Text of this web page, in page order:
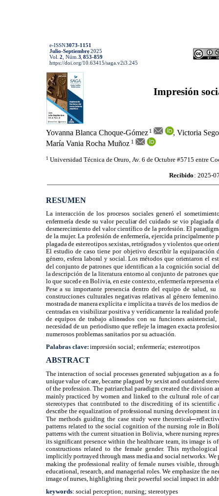
e-ISSN3073-1151
Julio-Septiembre, 2025
Vol. 2 , Núm. 3, 853-859
https://doi.org/10.63415/saga.v2i3.245
Impresión
Yovanna Blanca Choque-Gómez 1
​, Victoria
María Vania Rocha Muñoz 1 ​ ​
1 Universidad Técnica de Oruro, Av. 6 de Octubre #5715 entre
Recibido: 2025-
RESUMEN
enfermería desde su valor peculiar del cuidado se vio plagiada
desmerecimiento del valor científico de la profesión. El
de la mujer. La profesión de enfermería, ejercida
plagada de estereotipos sexistas, retrógrados y violentos que
El estudio de caso tiene por objetivo describir la equiparación
género, esfera laboral y social. Los métodos que orientaron el
del conjunto de patrones que identifican a la cognición social
la descripción de la literatura entorno al conjunto de patrones
lo que sucede en Bolivia, en este contexto, enfermería representa
Pese a su importante presencia dentro del equipo de salud,
construcciones culturales negativas relativas al género
mostrada de manera explícita e implícita a través de los medios
centradas en visibilizar positiva y verídicamente la realidad
de equipos de trabajo alineados con su funciones
necesidad de un periodismo que refleje la imagen exacta
numerosos problemas sanitarios por su actuación.
Palabras clave: impresión social; enfermería; estereotipos
ABSTRACT
The interaction of social processes generated subjugation as a
unique value of care, became plagued by sexist and outdated
of the profession. The patriarchal paradigm created the division
mainly practiced by women and linked to the cultural role of
stereotypes that contributed to the discrediting of its
describe the equalization of professional nursing development
The methods guiding the case study were theoretical—
patterns related to the social cognition of the nursing role in
patterns with the current situation in Bolivia, where nursing
its significant presence within the healthcare team, its image is
constructions related ​to the female gender. ​This
implicitly portrayed through mass media and social networks.
making the professional reality of female nurses visible,
educational, research, and managerial roles. We emphasize the
image of nurses, highlighting their powerful social impact in
keywords: social perception; nursing; stereotypes